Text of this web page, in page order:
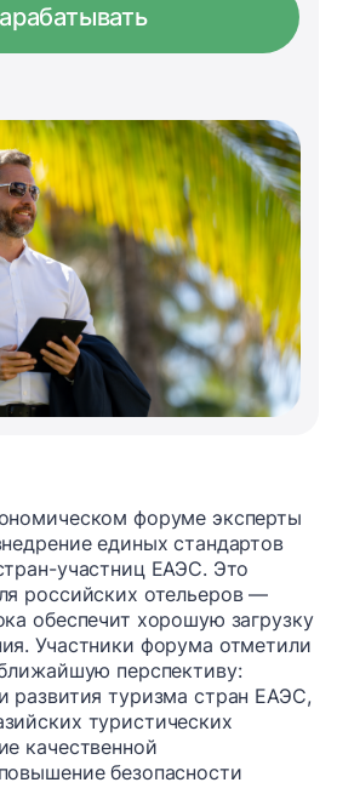
форуме эксперты
единых стандартов
участниц ЕАЭС. Это
российских отельеров —
обеспечит хорошую загрузку
Участники форума отметили
перспективу:
развития туризма стран ЕАЭС,
туристических
качественной
безопасности